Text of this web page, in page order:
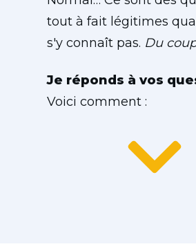
tout à fait légitimes
s'y connaît pas. Du
Je réponds à vos
Voici comment :